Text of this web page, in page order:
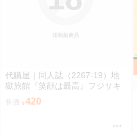
限制級商品
代購屋｜同人誌（2267-19）地
獄旅館『笑顔は最高』フジサキ
售價 420